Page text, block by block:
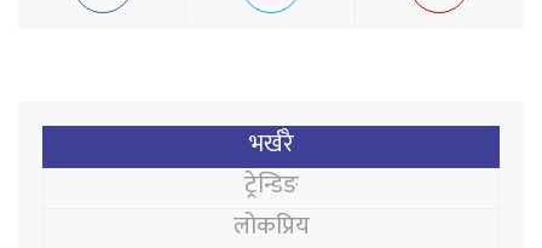
भर्खरै
ट्रेन्डिङ
लोकप्रिय